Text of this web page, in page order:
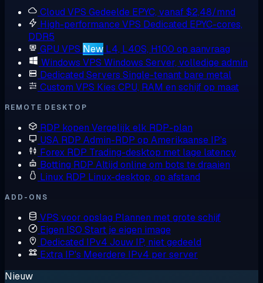
Cloud VPS Gedeelde EPYC, vanaf $2,48/mnd
High-performance VPS Dedicated EPYC-cores,
DDR5
GPU VPS New L4, L40S, H100 op aanvraag
Windows VPS Windows Server, volledige admin
Dedicated Servers Single-tenant bare metal
Custom VPS Kies CPU, RAM en schijf op maat
REMOTE DESKTOP
RDP kopen Vergelijk elk RDP-plan
USA RDP Admin-RDP op Amerikaanse IP's
Forex RDP Trading-desktop met lage latency
Botting RDP Altijd online om bots te draaien
Linux RDP Linux-desktop, op afstand
ADD-ONS
VPS voor opslag Plannen met grote schijf
Eigen ISO Start je eigen image
Dedicated IPv4 Jouw IP, niet gedeeld
Extra IP's Meerdere IPv4 per server
Nieuw